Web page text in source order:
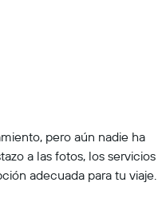
pero aún nadie ha
a las fotos, los servicios
adecuada para tu viaje.